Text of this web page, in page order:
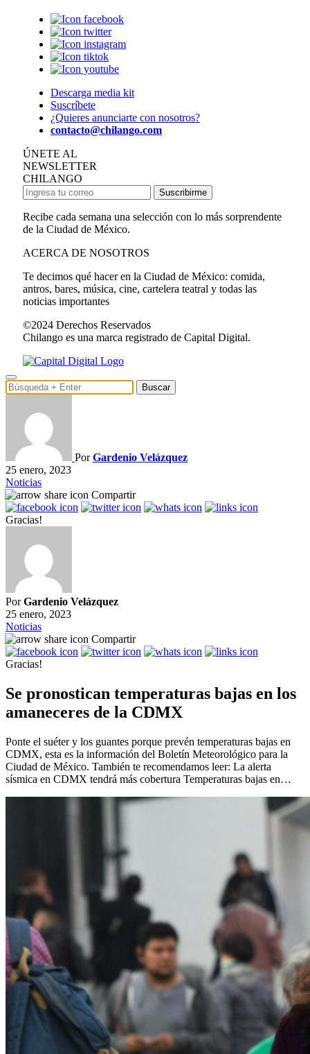
Descarga media kit
Suscríbete
¿Quieres anunciarte con nosotros?
contacto@chilango.com
ÚNETE AL
NEWSLETTER
CHILANGO
Suscribirme
Recibe cada semana una selección con lo más sorprendente
de la Ciudad de México.
ACERCA DE NOSOTROS
Te decimos qué hacer en la Ciudad de México: comida,
antros, bares, música, cine, cartelera teatral y todas las
noticias importantes
©2024 Derechos Reservados
Chilango es una marca registrado de Capital Digital.
Buscar
PorGardenio Velázquez
25 enero, 2023
Noticias
Compartir
Gracias!
PorGardenio Velázquez
25 enero, 2023
Noticias
Compartir
Gracias!
Se pronostican temperaturas bajas en los
amaneceres de la CDMX
Ponte el suéter y los guantes porque prevén temperaturas bajas en
CDMX, esta es la información del Boletín Meteorológico para la
Ciudad de México. También te recomendamos leer: La alerta
sísmica en CDMX tendrá más cobertura Temperaturas bajas en…